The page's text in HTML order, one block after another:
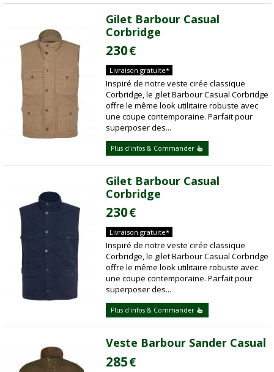
Gilet Barbour Casual
Corbridge
230€
Livraison gratuite*
Inspiré de notre veste cirée classique
Corbridge, le gilet Barbour Casual Corbridge
offre le même look utilitaire robuste avec
une coupe contemporaine. Parfait pour
superposer des...
Plus d'infos & Commander
Gilet Barbour Casual
Corbridge
230€
Livraison gratuite*
Inspiré de notre veste cirée classique
Corbridge, le gilet Barbour Casual Corbridge
offre le même look utilitaire robuste avec
une coupe contemporaine. Parfait pour
superposer des...
Plus d'infos & Commander
Veste Barbour Sander Casual
285€